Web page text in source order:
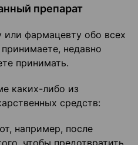
препарат
фармацевту обо всех
недавно
принимать.
каких-либо из
средств:
например, после